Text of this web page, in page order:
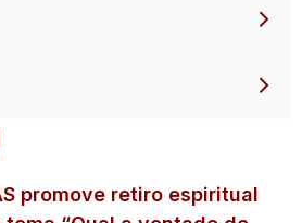
promove retiro espiritual